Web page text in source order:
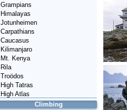
Grampians
Himalayas
Jotunheimen
Carpathians
Caucasus
Kilimanjaro
Mt. Kenya
Rila
Troödos
High Tatras
High Atlas
Climbing